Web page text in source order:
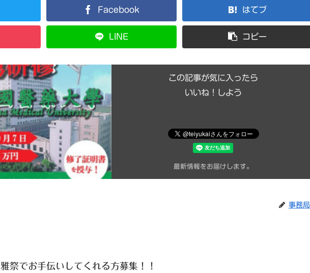
Facebook はてブ
LINE コピー
この記事が気に入ったら
いいね！しよう
最新情報をお届けします。
事務局
雅祭でお手伝いしてくれる方募集！！